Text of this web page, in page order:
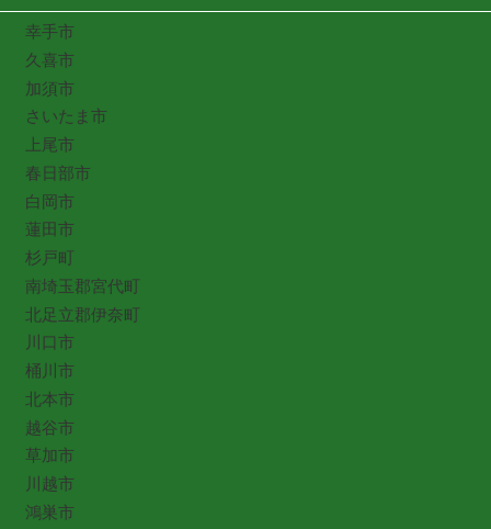
幸手市
久喜市
加須市
さいたま市
上尾市
春日部市
白岡市
蓮田市
杉戸町
南埼玉郡宮代町
北足立郡伊奈町
川口市
桶川市
北本市
越谷市
草加市
川越市
鴻巣市